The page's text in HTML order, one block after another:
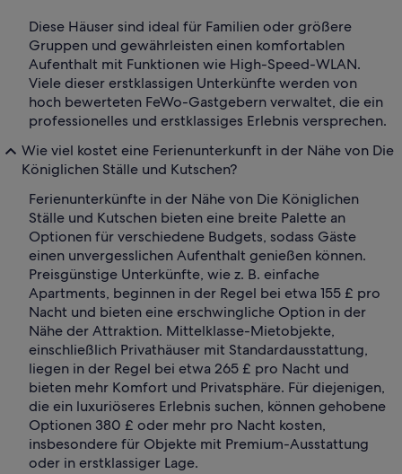
Diese Häuser sind ideal für Familien oder größere
Gruppen und gewährleisten einen komfortablen
Aufenthalt mit Funktionen wie High-Speed-WLAN.
Viele dieser erstklassigen Unterkünfte werden von
hoch bewerteten FeWo-Gastgebern verwaltet, die ein
professionelles und erstklassiges Erlebnis versprechen.
Wie viel kostet eine Ferienunterkunft in der Nähe von Die
Königlichen Ställe und Kutschen?
Ferienunterkünfte in der Nähe von Die Königlichen
Ställe und Kutschen bieten eine breite Palette an
Optionen für verschiedene Budgets, sodass Gäste
einen unvergesslichen Aufenthalt genießen können.
Preisgünstige Unterkünfte, wie z. B. einfache
Apartments, beginnen in der Regel bei etwa 155 £ pro
Nacht und bieten eine erschwingliche Option in der
Nähe der Attraktion. Mittelklasse-Mietobjekte,
einschließlich Privathäuser mit Standardausstattung,
liegen in der Regel bei etwa 265 £ pro Nacht und
bieten mehr Komfort und Privatsphäre. Für diejenigen,
die ein luxuriöseres Erlebnis suchen, können gehobene
Optionen 380 £ oder mehr pro Nacht kosten,
insbesondere für Objekte mit Premium-Ausstattung
oder in erstklassiger Lage.